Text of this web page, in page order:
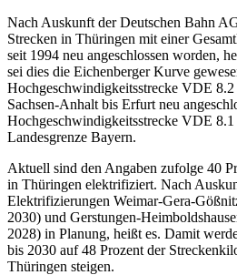
Nach Auskunft der Deutschen Bahn
Strecken in Thüringen mit einer
seit 1994 neu angeschlossen worden,
sei dies die Eichenberger Kurve
Hochgeschwindigkeitsstrecke VDE 8.2
Sachsen-Anhalt bis Erfurt neu
Hochgeschwindigkeitsstrecke VDE
Landesgrenze Bayern.
Aktuell sind den Angaben zufolge 40
in Thüringen elektrifiziert. Nach
Elektrifizierungen Weimar-Gera-
2030) und Gerstungen-
2028) in Planung, heißt es. Damit
bis 2030 auf 48 Prozent der
Thüringen steigen.